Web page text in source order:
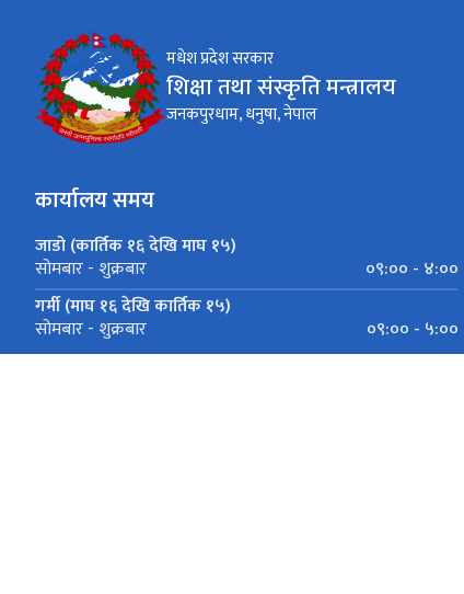
मधेश प्रदेश सरकार
शिक्षा तथा संस्कृति मन्त्रालय
जनकपुरधाम, धनुषा, नेपाल
कार्यालय समय
जाडो (कार्तिक १६ देखि माघ १५)
सोमबार - शुक्रबार
०९:०० - ४:००
गर्मी (माघ १६ देखि कार्तिक १५)
सोमबार - शुक्रबार ०९:०० - ५:००